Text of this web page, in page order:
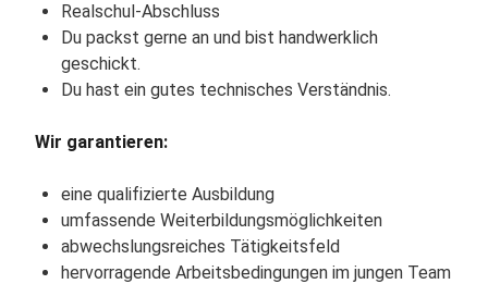
Realschul-Abschluss
Du packst gerne an und bist handwerklich
geschickt.
Du hast ein gutes technisches Verständnis.
Wir garantieren:
eine qualifizierte Ausbildung
umfassende Weiterbildungsmöglichkeiten
abwechslungsreiches Tätigkeitsfeld
hervorragende Arbeitsbedingungen im jungen Team